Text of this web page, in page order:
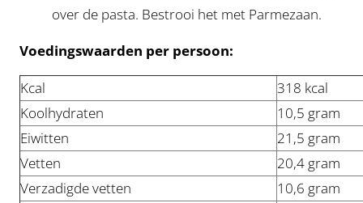
over de pasta. Bestrooi het met Parmezaan.
Voedingswaarden per persoon:
Kcal
318 kcal
Koolhydraten
10,5 gram
Eiwitten
21,5 gram
Vetten
20,4 gram
Verzadigde vetten
10,6 gram